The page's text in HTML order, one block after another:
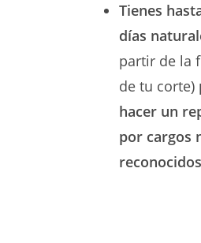
Tienes
días
partir de la
de tu corte)
hacer un
por cargos
reconocidos